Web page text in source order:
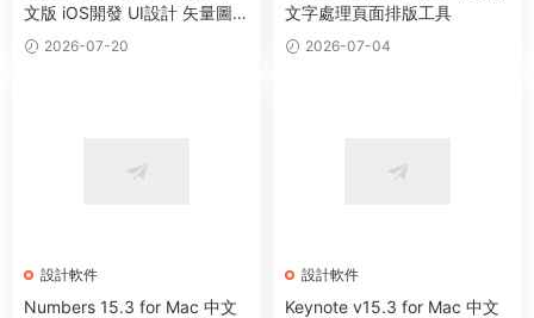
文版 iOS開發 UI設計 矢量圖形
繪制軟件
2026-07-20
文字處理頁面排版工具
2026-07-04
設計軟件
Numbers 15.3 for Mac 中文
設計軟件
Keynote v15.3 for Mac 中文